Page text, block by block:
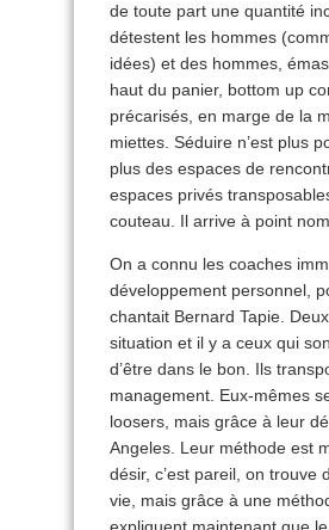
de toute part une quantité
détestent les hommes
idées) et des hommes,
haut du panier, bottom up
précarisés, en marge de la
miettes. Séduire n’est plus
plus des espaces de
espaces privés
couteau. Il arrive à point
On a connu les coaches
développement personnel,
chantait Bernard Tapie.
situation et il y a ceux qui
d’être dans le bon. Ils
management. Eux-mêmes
loosers, mais grâce à leur
Angeles. Leur méthode est
désir, c’est pareil, on
vie, mais grâce à une